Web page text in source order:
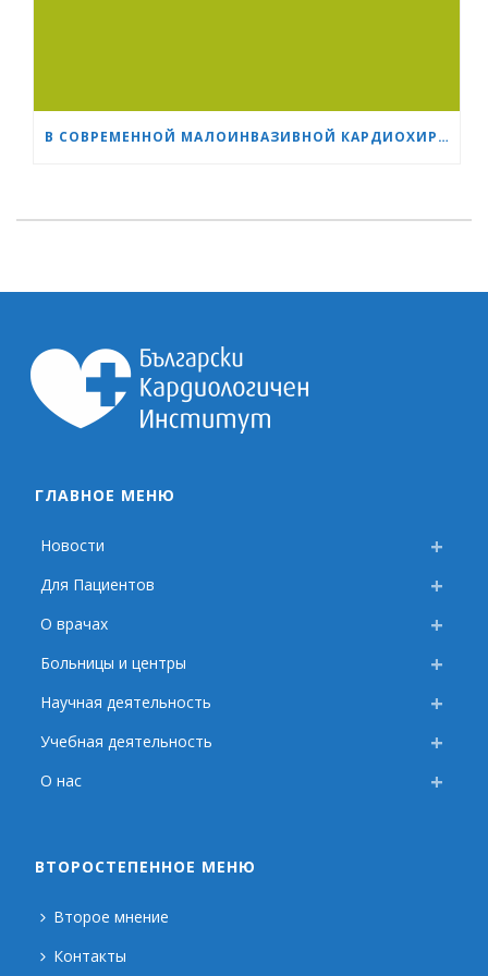
В СОВРЕМЕННОЙ МАЛОИНВАЗИВНОЙ КАРДИОХИРУРГИИ ВОЗРАСТ — ВСЕГО ЛИШЬ ЦИФРА
ГЛАВНОЕ МЕНЮ
Новости
Для Пациентов
О врачах
Больницы и центры
Научная деятельность
Учебная деятельность
О нас
ВТОРОСТЕПЕННОЕ МЕНЮ
Второе мнение
Контакты